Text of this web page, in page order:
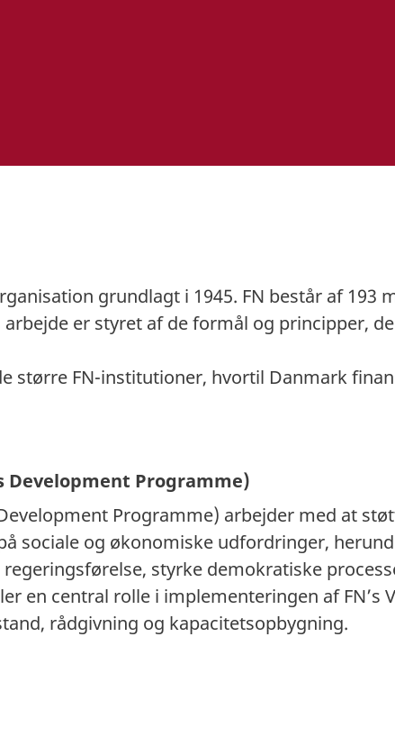
grundlagt i 1945. FN består af 193
er styret af de formål og principper,
større FN-institutioner, hvortil Danmark
Development Programme)
Programme) arbejder med at
sociale og økonomiske udfordringer,
styrke demokratiske
en central rolle i implementeringen af FN’s
rådgivning og kapacitetsopbygning.